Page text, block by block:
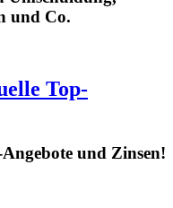
und Co.
Top-
und Zinsen!